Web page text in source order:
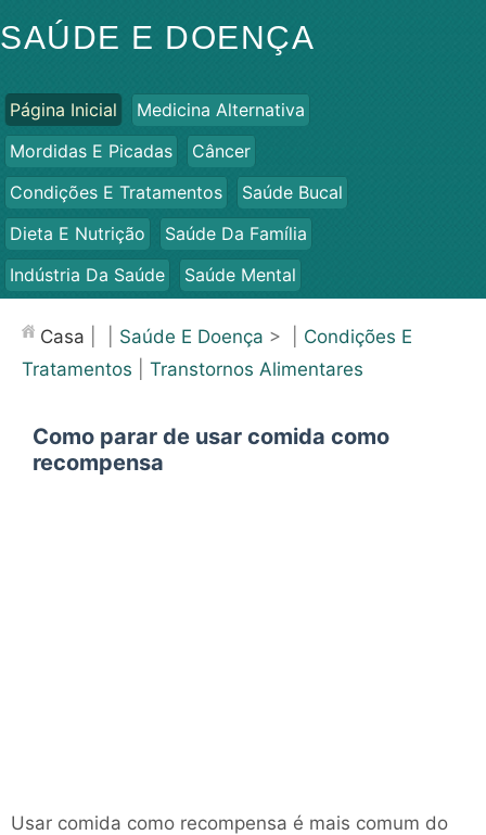
SAÚDE E DOENÇA
Página Inicial
Medicina Alternativa
Mordidas E Picadas
Câncer
Condições E Tratamentos
Saúde Bucal
Dieta E Nutrição
Saúde Da Família
Indústria Da Saúde
Saúde Mental
Saúde
Casa Saúde E Doença > | Condições E
Tratamentos
Transtornos Alimentares
Como parar de usar comida como
recompensa
Usar comida como recompensa é mais comum do